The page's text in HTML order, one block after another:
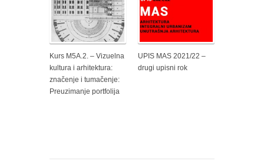
Kurs M5A.2. – Vizuelna
kultura i arhitektura:
značenje i tumačenje:
Preuzimanje portfolija
UPIS MAS 2021/22 –
drugi upisni rok